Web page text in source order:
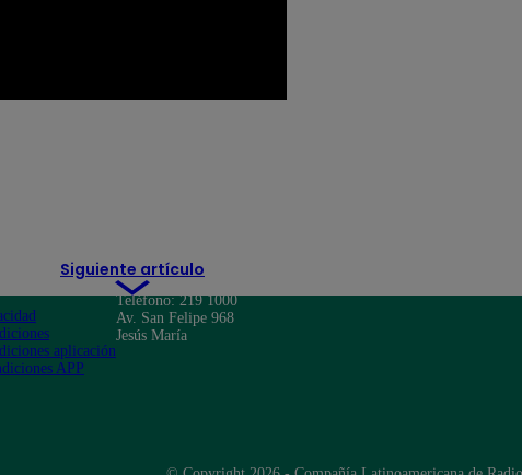
Siguiente artículo
aplicación
APP
Teléfono: 219 1000
Av. San Felipe 968
Jesús María